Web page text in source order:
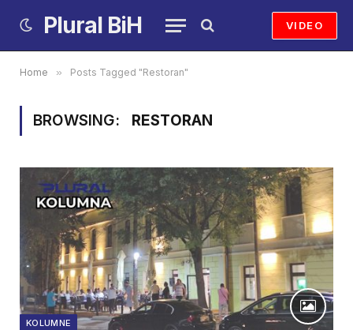
Plural BiH VIDEO
Home » Posts Tagged "Restoran"
BROWSING: RESTORAN
KOLUMNE